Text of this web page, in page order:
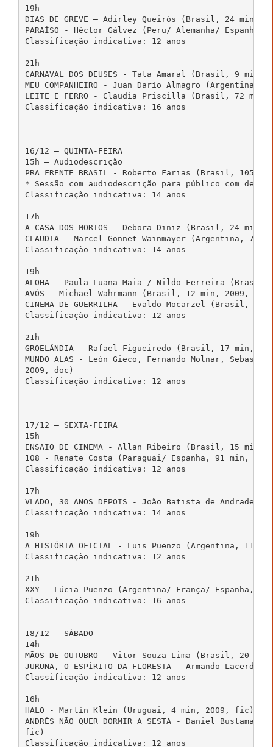
19h
DIAS DE GREVE – Adirley Queirós (Brasil, 24 min,
PARAÍSO - Héctor Gálvez (Peru/ Alemanha/
Classificação indicativa: 12 anos
21h
CARNAVAL DOS DEUSES - Tata Amaral (Brasil, 9
MEU COMPANHEIRO - Juan Darío Almagro (Argentina,
LEITE E FERRO - Claudia Priscilla (Brasil, 72 min,
Classificação indicativa: 16 anos
16/12 – QUINTA-FEIRA
15h – Audiodescrição
PRA FRENTE BRASIL - Roberto Farias (Brasil, 105
* Sessão com audiodescrição para público com
Classificação indicativa: 14 anos
17h
A CASA DOS MORTOS - Debora Diniz (Brasil, 24 min,
CLAUDIA - Marcel Gonnet Wainmayer (Argentina, 76
Classificação indicativa: 14 anos
19h
ALOHA - Paula Luana Maia / Nildo Ferreira (Brasil,
AVÓS - Michael Wahrmann (Brasil, 12 min, 2009, fic)
CINEMA DE GUERRILHA - Evaldo Mocarzel (Brasil,
Classificação indicativa: 12 anos
21h
GROELÂNDIA - Rafael Figueiredo (Brasil, 17 min,
MUNDO ALAS - León Gieco, Fernando Molnar,
2009, doc)
Classificação indicativa: 12 anos
17/12 – SEXTA-FEIRA
15h
ENSAIO DE CINEMA - Allan Ribeiro (Brasil, 15
108 - Renate Costa (Paraguai/ Espanha, 91 min,
Classificação indicativa: 12 anos
17h
VLADO, 30 ANOS DEPOIS - João Batista de
Classificação indicativa: 14 anos
19h
A HISTÓRIA OFICIAL - Luis Puenzo (Argentina, 114
Classificação indicativa: 12 anos
21h
XXY - Lúcia Puenzo (Argentina/ França/ Espanha,
Classificação indicativa: 16 anos
18/12 – SÁBADO
14h
MÃOS DE OUTUBRO - Vitor Souza Lima (Brasil, 20
JURUNA, O ESPÍRITO DA FLORESTA - Armando
Classificação indicativa: 12 anos
16h
HALO - Martín Klein (Uruguai, 4 min, 2009, fic)
ANDRÉS NÃO QUER DORMIR A SESTA - Daniel
fic)
Classificação indicativa: 12 anos